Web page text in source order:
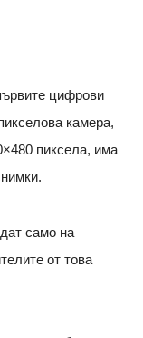
цифрови
камера,
пиксела, има
само на
от това